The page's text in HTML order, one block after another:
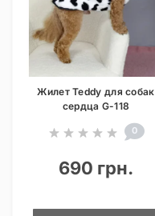
Жилет Teddy для собак
сердца G-118
0
690 грн.